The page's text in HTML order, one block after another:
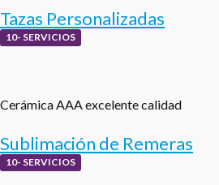
Tazas Personalizadas
10- SERVICIOS
Cerámica AAA excelente calidad
Sublimación de Remeras
10- SERVICIOS